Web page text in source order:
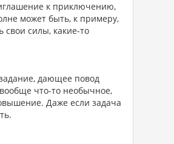
к приключению,
может быть, к примеру,
свои силы, какие-то
дающее повод
что-то необычное,
Даже если задача